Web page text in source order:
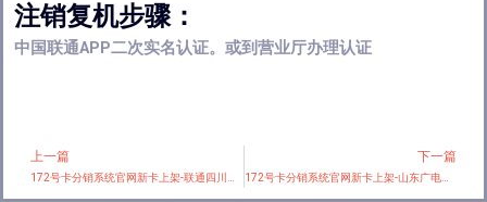
注销复机步骤：
中国联通APP二次实名认证。或到营业厅办理认证
Prev
上一篇
172号卡分销系统官网新卡上架-联通四川省内专享卡新【30.1元240G通用+200分钟】
下一篇
172号卡分销系统官网新卡上架-山东广电专属卡【28元350G+200分钟】【仅发潍坊,淄博,济南,济宁】